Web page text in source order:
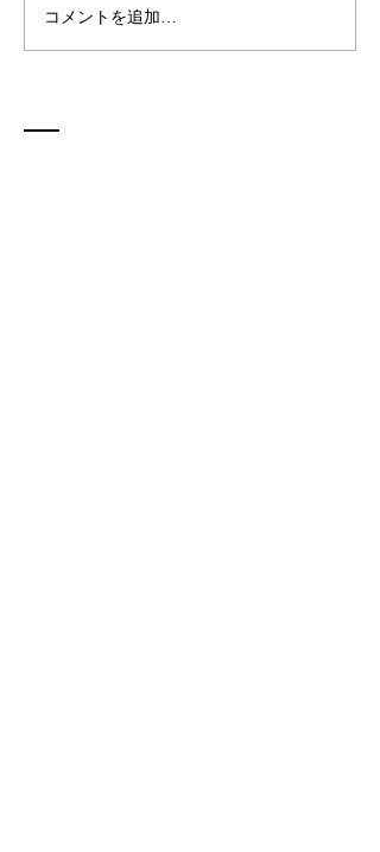
試作：CNT入りレジン活
用アウトプット
コメントを追加…